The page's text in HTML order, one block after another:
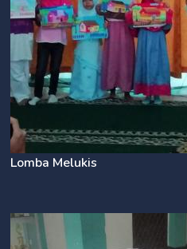
Lomba Melukis